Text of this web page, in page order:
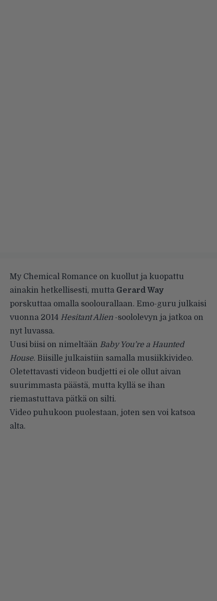
My Chemical Romance on kuollut ja kuopattu
ainakin hetkellisesti, mutta Gerard Way
porskuttaa omalla soolourallaan. Emo-guru julkaisi
vuonna 2014 Hesitant Alien-soololevyn ja jatkoa on
nyt luvassa.
Uusi biisi on nimeltään Baby You’re a Haunted
House. Biisille julkaistiin samalla musiikkivideo.
Oletettavasti videon budjetti ei ole ollut aivan
suurimmasta päästä, mutta kyllä se ihan
riemastuttava pätkä on silti.
Video puhukoon puolestaan, joten sen voi katsoa
alta.